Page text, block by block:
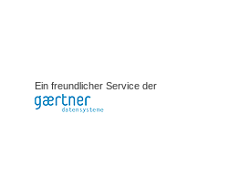
Ein freundlicher Service der